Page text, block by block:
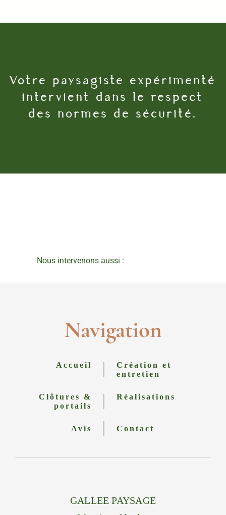
Votre paysagiste expérimenté
intervient dans le respect
des normes de sécurité.
Nous intervenons aussi :
Navigation
Accueil
Création et
entretien
Clôtures &
portails
Réalisations
Avis Contact
GALLEE PAYSAGE